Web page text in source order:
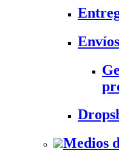
Medios